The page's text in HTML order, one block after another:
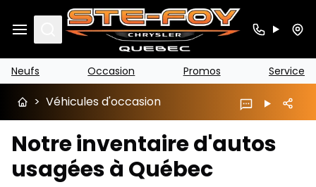
Search
Neufs Occasion Promos Service
> Véhicules d'occasion
Notre inventaire d'autos
usagées à Québec